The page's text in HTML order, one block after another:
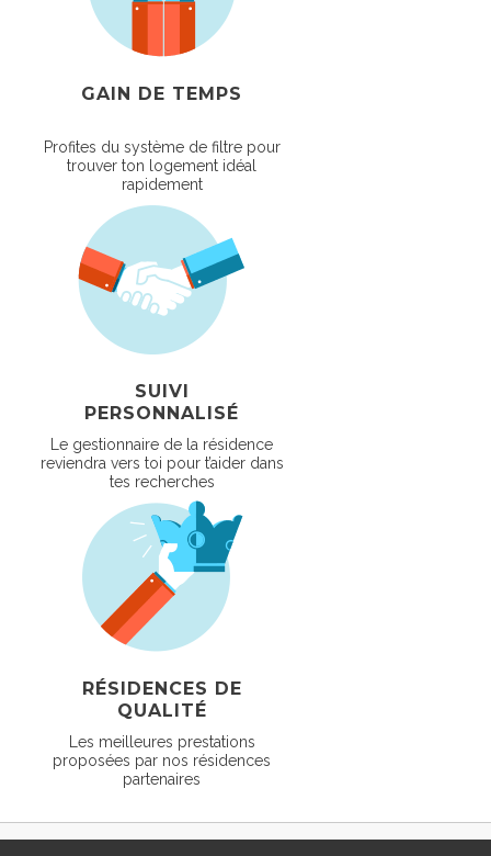
GAIN DE TEMPS
Profites du système de filtre pour
trouver ton logement idéal
rapidement
SUIVI
PERSONNALISÉ
Le gestionnaire de la résidence
reviendra vers toi pour t’aider dans
tes recherches
RÉSIDENCES DE
QUALITÉ
Les meilleures prestations
proposées par nos résidences
partenaires